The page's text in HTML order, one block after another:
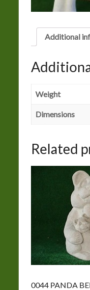
Additional
Weight
Dimensions
Related
0044 PANDA